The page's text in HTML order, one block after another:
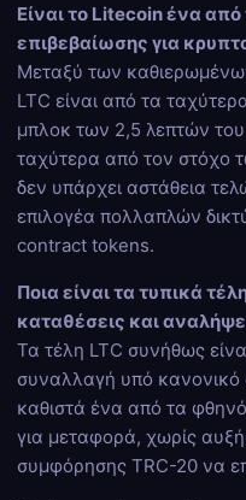
Είναι το Litecoin ένα
επιβεβαίωσης για
Μεταξύ των
LTC είναι από τα
μπλοκ των 2,5 λεπτών του
ταχύτερα από τον στόχο
δεν υπάρχει αστάθεια
επιλογέα πολλαπλών
contract tokens.
Ποια είναι τα τυπικά
καταθέσεις και
Τα τέλη LTC συνήθως
συναλλαγή υπό κανονικό
καθιστά ένα από τα
για μεταφορά, χωρίς
συμφόρησης TRC-20 να